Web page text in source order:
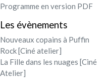
Programme en version PDF
Les évènements
Nouveaux copains à Puffin
Rock [Ciné atelier]
La Fille dans les nuages [Ciné
Atelier]